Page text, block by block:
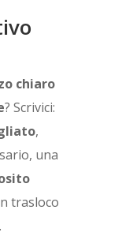
chiaro
? Scrivici:
,
una
trasloco